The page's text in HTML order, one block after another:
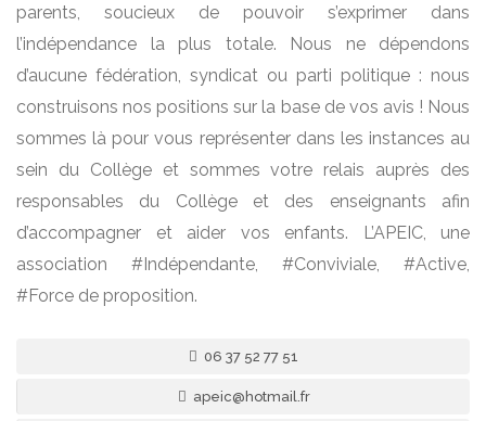
parents, soucieux de pouvoir s’exprimer dans
l’indépendance la plus totale. Nous ne dépendons
d’aucune fédération, syndicat ou parti politique : nous
construisons nos positions sur la base de vos avis ! Nous
sommes là pour vous représenter dans les instances au
sein du Collège et sommes votre relais auprès des
responsables du Collège et des enseignants afin
d’accompagner et aider vos enfants. L’APEIC, une
association #Indépendante, #Conviviale, #Active,
#Force de proposition.
06 37 52 77 51
apeic@hotmail.fr